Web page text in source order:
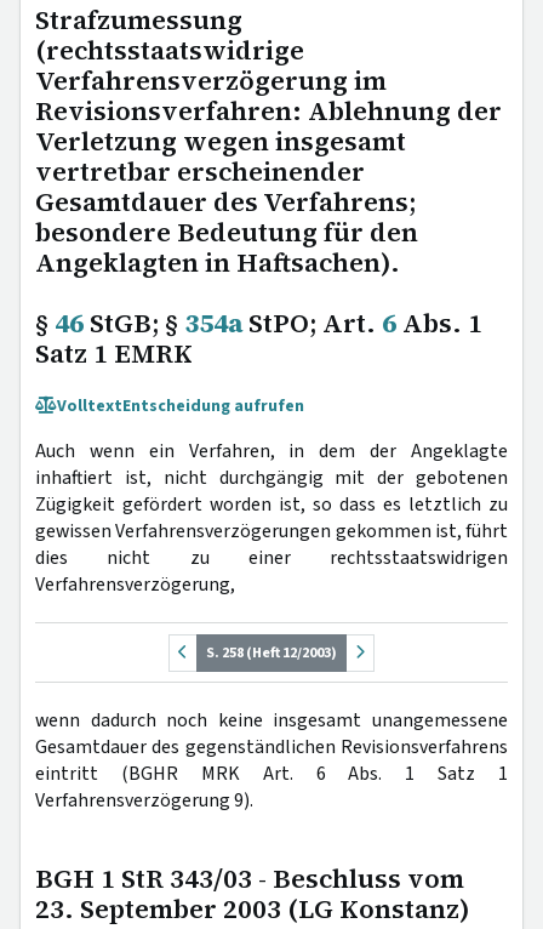
Strafzumessung
(rechtsstaatswidrige
Verfahrensverzögerung im
Revisionsverfahren: Ablehnung der
Verletzung wegen insgesamt
vertretbar erscheinender
Gesamtdauer des Verfahrens;
besondere Bedeutung für den
Angeklagten in Haftsachen).
§ 46 StGB; § 354aStPO; Art. 6 Abs. 1
Satz 1 EMRK
VolltextEntscheidung aufrufen
Auch wenn ein Verfahren, in dem der Angeklagte
inhaftiert ist, nicht durchgängig mit der gebotenen
Zügigkeit gefördert worden ist, so dass es letztlich zu
gewissen Verfahrensverzögerungen gekommen ist, führt
dies nicht zu einer rechtsstaatswidrigen
Verfahrensverzögerung,
S. 258 (Heft 12/2003)
wenn dadurch noch keine insgesamt unangemessene
Gesamtdauer des gegenständlichen Revisionsverfahrens
eintritt (BGHR MRK Art. 6 Abs. 1 Satz 1
Verfahrensverzögerung 9).
BGH 1 StR 343/03 - Beschluss vom
23. September 2003 (LG Konstanz)